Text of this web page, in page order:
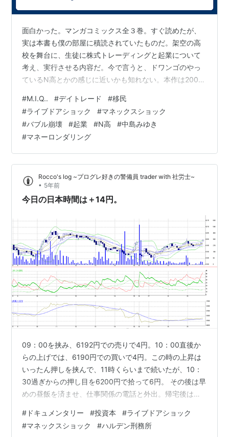
面白かった。マンガコミックス全３巻。すぐ読めたが、
実は本書も僕の部屋に積読されていたものだ。架空の高
校を舞台に、生徒に株式トレーディングと起業について
考え、実行させる内容だ。今で言うと、ドワンゴのやっ
ているN高とかの感じに近いかも知れない。本作は2004
経平均はその前年、2003年の春に、7603円で、バブル
崩壊後13年続いた下げ相場の当面の底を付けた。りそな
の実質国有化の前後だったと思う。僕も当時の講義で、
ここが底だろう、と言う話をしたが、その後株価はリー
マンショックによって7000円を割れることになる。ま、
それは後の話だが、本作は連載後に…
#M.I.Q.. #デイトレード #移民
#ライブドアショック #マネックスショック
#バブル崩壊 #起業 #N高 #中島みゆき
#マネーロンダリング
Rocco's log ~プログレ好きの警備員 trader with 社労士~
• 5年前
今日の日本時間は＋14円。
09：00を挟み、6192円での売りで4円。10：00直後か
らの上げでは、6190円での買いで4円。この時の上昇は
いったん押しを挟んで、11時くらいまで続いたが、10：
30過ぎからの押し目を6200円で拾って6円。 その後は早
めの昼飯を済ませ、仕事関係の電話と外出。帰宅後は、
ーをやっていたので、見てしまった。場所はノルウェ
ー。ハルデン刑務所という。殺人などの重罪犯が収容さ
# ドキュメンタリー #投資本 #ライブドアショック
#マネックスショック #ハルデン刑務所